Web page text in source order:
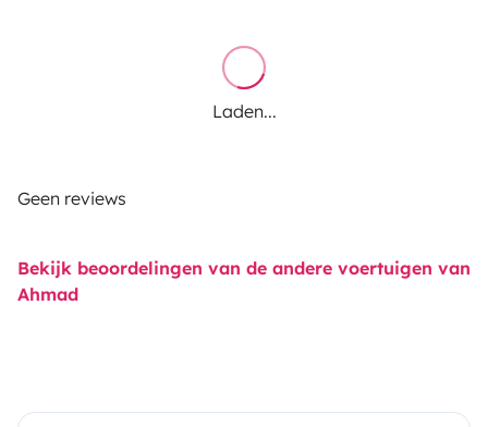
Laden...
Geen reviews
Bekijk beoordelingen van de andere voertuigen van
Ahmad